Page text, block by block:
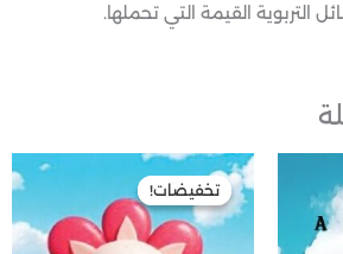
التربوية القيمة التي تحملها.
هو:
تخفيضات!
تخفيضات!
هو:
160,00 EGP.
السعر
الحالي
80,00 EGP.